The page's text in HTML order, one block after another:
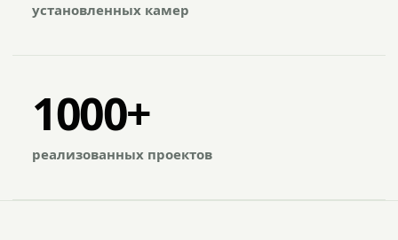
установленных камер
1000+
реализованных проектов